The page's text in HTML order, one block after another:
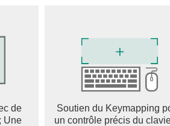
de
Une
Soutien du Keymapping
un contrôle précis du